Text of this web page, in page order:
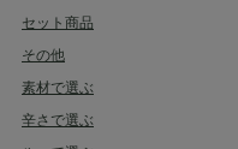
セット商品
その他
素材で選ぶ
辛さで選ぶ